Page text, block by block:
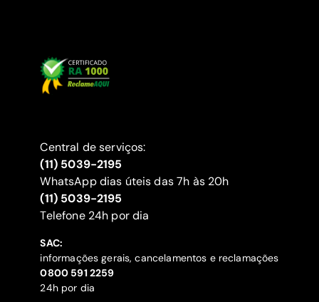
Central de serviços:
(11) 5039-2195
WhatsApp dias úteis das 7h às 20h
(11) 5039-2195
‍Telefone 24h por dia
SAC:
informações gerais, cancelamentos e reclamações
‍0800 591 2259
24h por dia